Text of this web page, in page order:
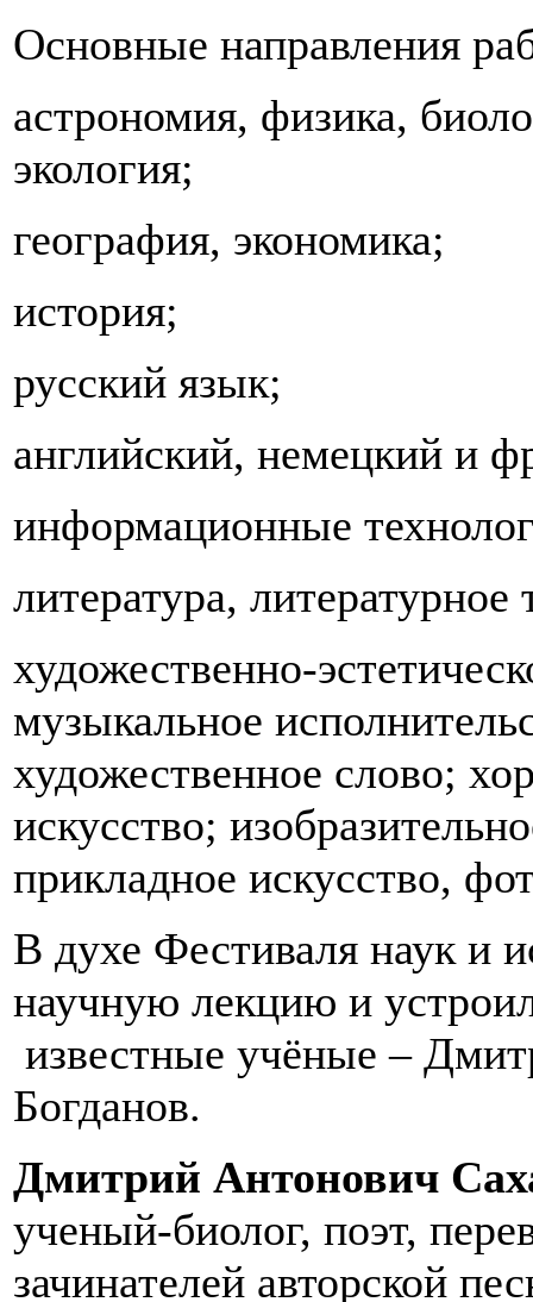
Основные направления
астрономия, физика,
экология;
география, экономика;
история;
русский язык;
английский, немецкий и
информационные
литература,
художественно-
музыкальное
художественное слово;
искусство;
прикладное искусство,
В духе Фестиваля наук и
научную лекцию и
известные учёные –
Богданов.
Дмитрий Антонович
ученый-биолог, поэт,
зачинателей авторской